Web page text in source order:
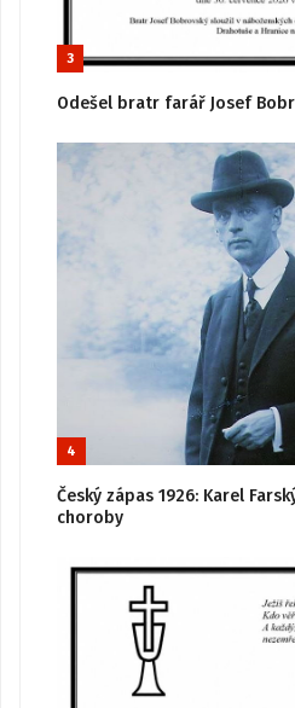
3
Odešel bratr farář Josef
4
Český zápas 1926: Karel
choroby